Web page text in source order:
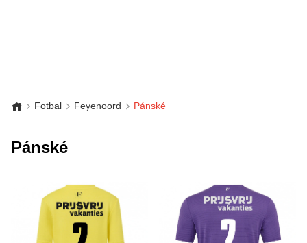
Fotbal Feyenoord Pánské
Pánské